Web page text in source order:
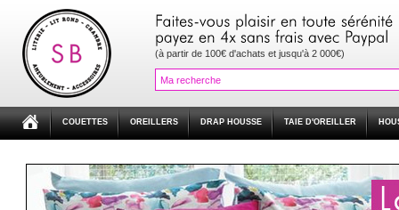
(à partir de 100€ d'achats et jusqu'à 2 000€)
COUETTES OREILLERS DRAP HOUSSE TAIE D'OREILLER